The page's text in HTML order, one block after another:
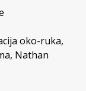
oko-ruka,
, Nathan